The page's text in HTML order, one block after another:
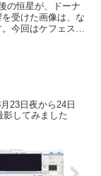
の恒星が、ドーナ
受けた画像は、な
今回はケフェス座
23日夜から24日
影してみました